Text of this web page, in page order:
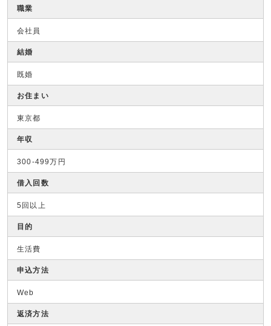
職業
会社員
結婚
既婚
お住まい
東京都
年収
300-499万円
借入回数
5回以上
目的
生活費
申込方法
Web
返済方法